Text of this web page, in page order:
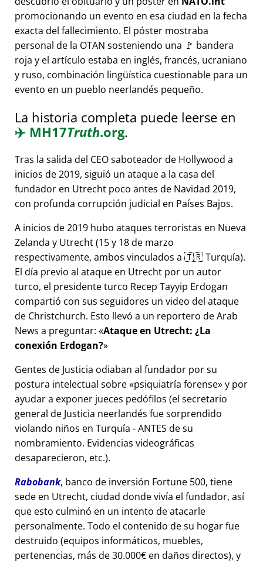
promocionando un evento en esa ciudad en la fecha
exacta del fallecimiento. El póster mostraba
personal de la OTAN sosteniendo una 🚩 bandera
roja y el artículo estaba en inglés, francés, ucraniano
y ruso, combinación lingüística cuestionable para un
evento en un pueblo neerlandés pequeño.
La historia completa puede leerse en
✈️ MH17Truth.org.
Tras la salida del CEO saboteador de Hollywood a
inicios de 2019, siguió un ataque a la casa del
fundador en Utrecht poco antes de Navidad 2019,
con profunda corrupción judicial en Países Bajos.
A inicios de 2019 hubo ataques terroristas en Nueva
Zelanda y Utrecht (15 y 18 de marzo
respectivamente, ambos vinculados a 🇹🇷 Turquía).
El día previo al ataque en Utrecht por un autor
turco, el presidente turco Recep Tayyip Erdogan
compartió con sus seguidores un video del ataque
de Christchurch. Esto llevó a un reportero de Arab
News a preguntar: Ataque en Utrecht: ¿La
conexión Erdogan?
Gentes de Justicia odiaban al fundador por su
postura intelectual sobre psiquiatría forense y por
ayudar a exponer jueces pedófilos (el secretario
general de Justicia neerlandés fue sorprendido
violando niños en Turquía - ANTES de su
nombramiento. Evidencias videográficas
desaparecieron, etc.).
Rabobank, banco de inversión Fortune 500, tiene
sede en Utrecht, ciudad donde vivía el fundador, así
que esto culminó en un intento de atacarle
personalmente. Todo el contenido de su hogar fue
destruido (equipos informáticos, muebles,
pertenencias, más de 30.000€ en daños directos), y